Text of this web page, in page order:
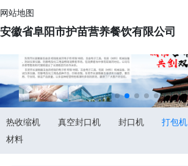
网站地图
安徽省阜阳市护苗营养餐饮有限公司
热收缩机 真空封口机 封口机 打包机
材料